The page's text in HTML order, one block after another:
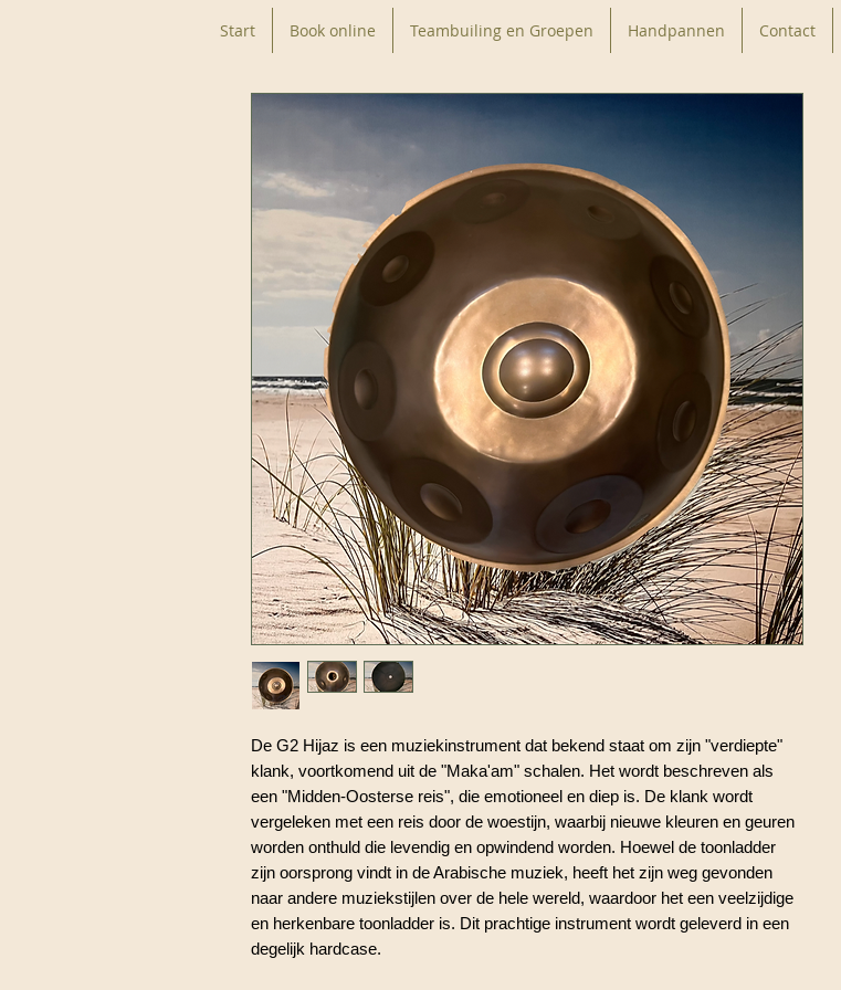
Start Book online Teambuiling en Groepen Handpannen Contact
De G2 Hijaz is een muziekinstrument dat bekend staat om zijn "verdiepte"
klank, voortkomend uit de "Maka'am" schalen. Het wordt beschreven als
een "Midden-Oosterse reis", die emotioneel en diep is. De klank wordt
vergeleken met een reis door de woestijn, waarbij nieuwe kleuren en geuren
worden onthuld die levendig en opwindend worden. Hoewel de toonladder
zijn oorsprong vindt in de Arabische muziek, heeft het zijn weg gevonden
naar andere muziekstijlen over de hele wereld, waardoor het een veelzijdige
en herkenbare toonladder is. Dit prachtige instrument wordt geleverd in een
degelijk hardcase.